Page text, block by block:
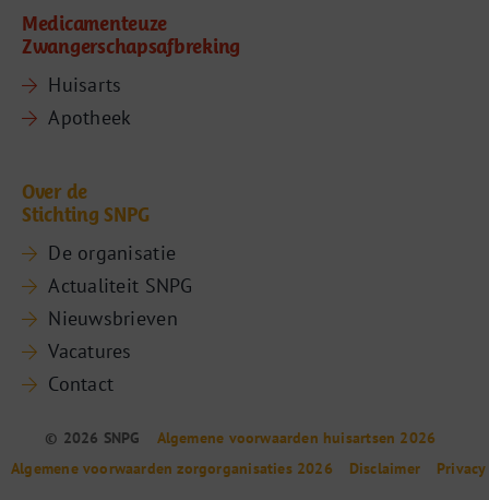
Medicamenteuze
Zwangerschapsafbreking
Huisarts
Apotheek
Over de
Stichting SNPG
De organisatie
Actualiteit SNPG
Nieuwsbrieven
Vacatures
Contact
© 2026 SNPG
Algemene voorwaarden huisartsen 2026
Algemene voorwaarden zorgorganisaties 2026
Disclaimer Privacy